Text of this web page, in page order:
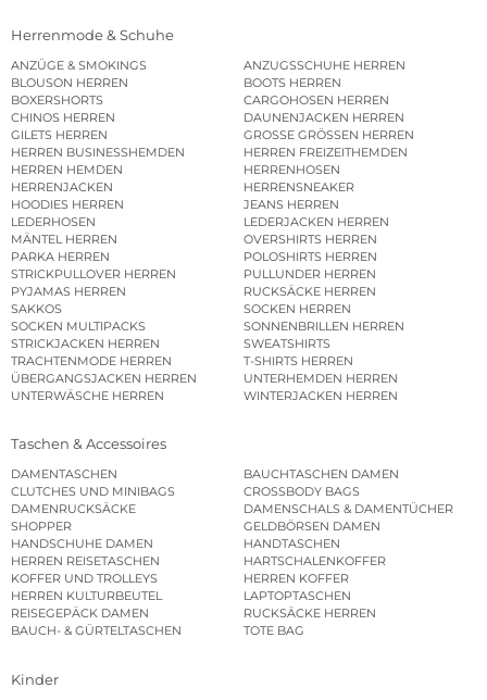
Herrenmode & Schuhe
ANZÜGE & SMOKINGS
ANZUGSSCHUHE HERREN
BLOUSON HERREN
BOOTS HERREN
BOXERSHORTS
CARGOHOSEN HERREN
CHINOS HERREN
DAUNENJACKEN HERREN
GILETS HERREN
GROSSE GRÖSSEN HERREN
HERREN BUSINESSHEMDEN
HERREN FREIZEITHEMDEN
HERREN HEMDEN
HERRENHOSEN
HERRENJACKEN
HERRENSNEAKER
HOODIES HERREN
JEANS HERREN
LEDERHOSEN
LEDERJACKEN HERREN
MÄNTEL HERREN
OVERSHIRTS HERREN
PARKA HERREN
POLOSHIRTS HERREN
STRICKPULLOVER HERREN
PULLUNDER HERREN
PYJAMAS HERREN
RUCKSÄCKE HERREN
SAKKOS
SOCKEN HERREN
SOCKEN MULTIPACKS
SONNENBRILLEN HERREN
STRICKJACKEN HERREN
SWEATSHIRTS
TRACHTENMODE HERREN
T-SHIRTS HERREN
ÜBERGANGSJACKEN HERREN
UNTERHEMDEN HERREN
UNTERWÄSCHE HERREN
WINTERJACKEN HERREN
Taschen & Accessoires
DAMENTASCHEN
BAUCHTASCHEN DAMEN
CLUTCHES UND MINIBAGS
CROSSBODY BAGS
DAMENRUCKSÄCKE
DAMENSCHALS & DAMENTÜCHER
SHOPPER
GELDBÖRSEN DAMEN
HANDSCHUHE DAMEN
HANDTASCHEN
HERREN REISETASCHEN
HARTSCHALENKOFFER
KOFFER UND TROLLEYS
HERREN KOFFER
HERREN KULTURBEUTEL
LAPTOPTASCHEN
REISEGEPÄCK DAMEN
RUCKSÄCKE HERREN
BAUCH- & GÜRTELTASCHEN
TOTE BAG
Kinder